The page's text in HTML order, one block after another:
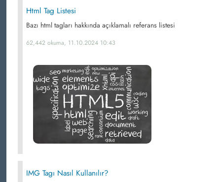
Html Tag Listesi
Bazı html tagları hakkında açıklamalı referans listesi
62,442 okuma, 11.10.2024 10:43
IMG Tagı Nasıl Kullanılır?